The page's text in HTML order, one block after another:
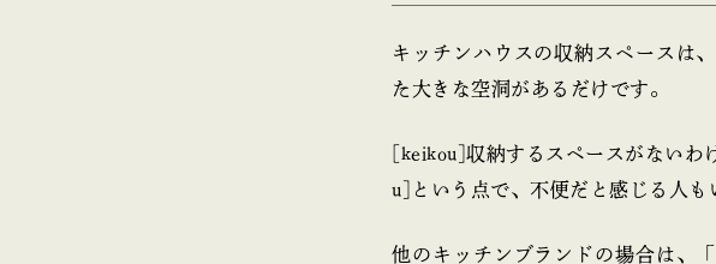
キッチンハウスの収納スペースは
た大きな空洞があるだけです。
[keikou]収納するスペースがない
u]という点で、不便だと感じる人も
他のキッチンブランドの場合は、